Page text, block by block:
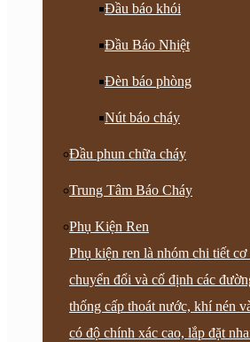
Đầu báo khói
Đầu Báo Nhiệt
Đèn báo phòng
Nút báo cháy
Đầu phun chữa cháy
Trung Tâm Báo Cháy
Phụ Kiện Ren
Phụ kiện ren là nhóm chi tiết
chuyển đổi và cố định các
thống cấp thoát nước, khí nén
có độ chính xác cao, lắp đặt